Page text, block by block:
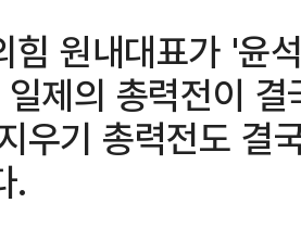
힘 원내대표가 '윤
제의 총력전이
우기 총력전도 결
.